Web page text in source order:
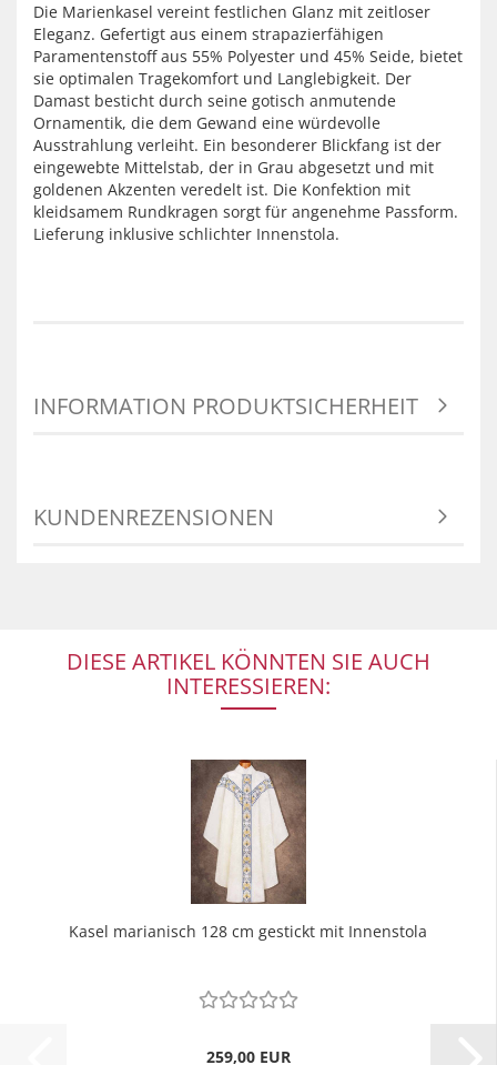
Die Marienkasel vereint festlichen Glanz mit zeitloser
Eleganz. Gefertigt aus einem strapazierfähigen
Paramentenstoff aus 55% Polyester und 45% Seide, bietet
sie optimalen Tragekomfort und Langlebigkeit. Der
Damast besticht durch seine gotisch anmutende
Ornamentik, die dem Gewand eine würdevolle
Ausstrahlung verleiht. Ein besonderer Blickfang ist der
eingewebte Mittelstab, der in Grau abgesetzt und mit
goldenen Akzenten veredelt ist. Die Konfektion mit
kleidsamem Rundkragen sorgt für angenehme Passform.
Lieferung inklusive schlichter Innenstola.
INFORMATION PRODUKTSICHERHEIT
KUNDENREZENSIONEN
DIESE ARTIKEL KÖNNTEN SIE AUCH
INTERESSIEREN:
Kasel marianisch 128 cm gestickt mit Innenstola
259,00 EUR